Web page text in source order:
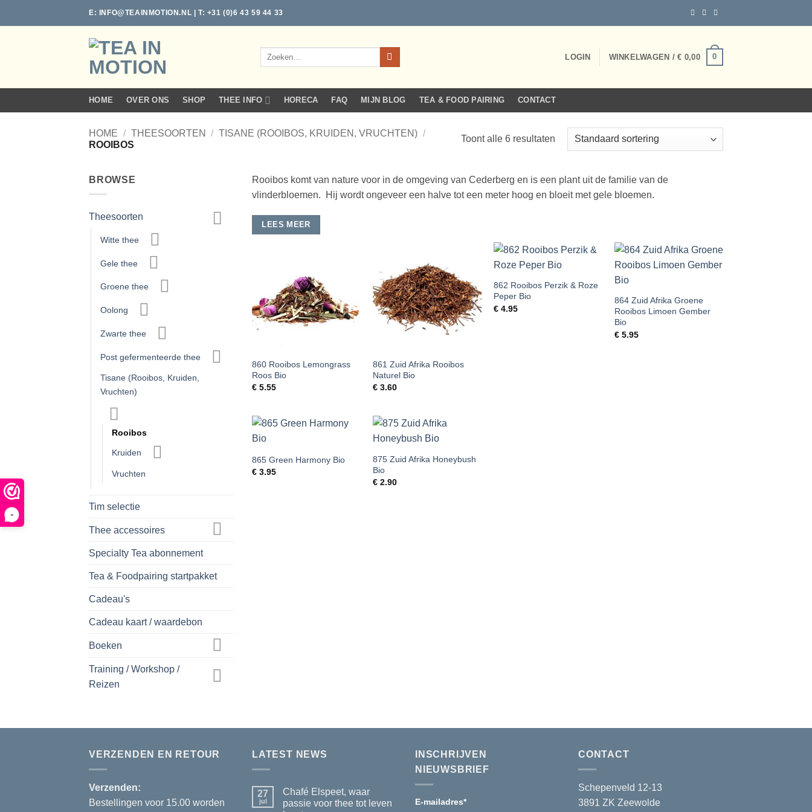
-
E: INFO@TEAINMOTION.NL | T: +31 (0)6 43 59 44 33
Zoeken
LOGIN WINKELWAGEN /€ 0,00 0
HOME OVER ONS SHOP THEE INFO HORECA FAQ MIJN BLOG TEA & FOOD PAIRING CONTACT
HOME / THEESOORTEN / TISANE (ROOIBOS, KRUIDEN, VRUCHTEN) /
ROOIBOS
Toont alle 6 resultaten
BROWSE
Theesoorten
Witte thee
Gele thee
Groene thee
Oolong
Zwarte thee
Post gefermenteerde thee
Tisane (Rooibos, Kruiden,
Vruchten)
Rooibos
Kruiden
Vruchten
Tim selectie
Thee accessoires
Specialty Tea abonnement
Tea & Foodpairing startpakket
Cadeau's
Cadeau kaart / waardebon
Boeken
Training / Workshop /
Reizen
Rooibos komt van nature voor in de omgeving van Cederberg en is een plant uit de familie van de
vlinderbloemen. Hij wordt ongeveer een halve tot een meter hoog en bloeit met gele bloemen.
LEES MEER
860 Rooibos Lemongrass
Roos Bio
€5.55
861 Zuid Afrika Rooibos
Naturel Bio
€3.60
862 Rooibos Perzik & Roze
Peper Bio
€4.95
864 Zuid Afrika Groene
Rooibos Limoen Gember
Bio
€5.95
865 Green Harmony Bio
€3.95
875 Zuid Afrika Honeybush
Bio
€2.90
VERZENDEN EN RETOUR
Verzenden:
Bestellingen voor 15.00 worden
LATEST NEWS
27
jul
Chafé Elspeet, waar
passie voor thee tot leven
INSCHRIJVEN
NIEUWSBRIEF
E-mailadres*
CONTACT
Schepenveld 12-13
3891 ZK Zeewolde